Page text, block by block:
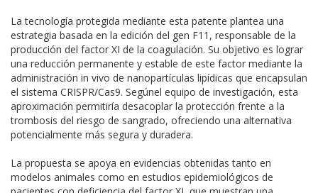
La tecnología protegida mediante esta patente plantea una
estrategia basada en la edición del gen F11, responsable de la
producción del factor XI de la coagulación. Su objetivo es lograr
una reducción permanente y estable de este factor mediante la
administración in vivo de nanopartículas lipídicas que encapsulan
el sistema CRISPR/Cas9. Segúnel equipo de investigación, esta
aproximación permitiría desacoplar la protección frente a la
trombosis del riesgo de sangrado, ofreciendo una alternativa
potencialmente más segura y duradera.
La propuesta se apoya en evidencias obtenidas tanto en
modelos animales como en estudios epidemiológicos de